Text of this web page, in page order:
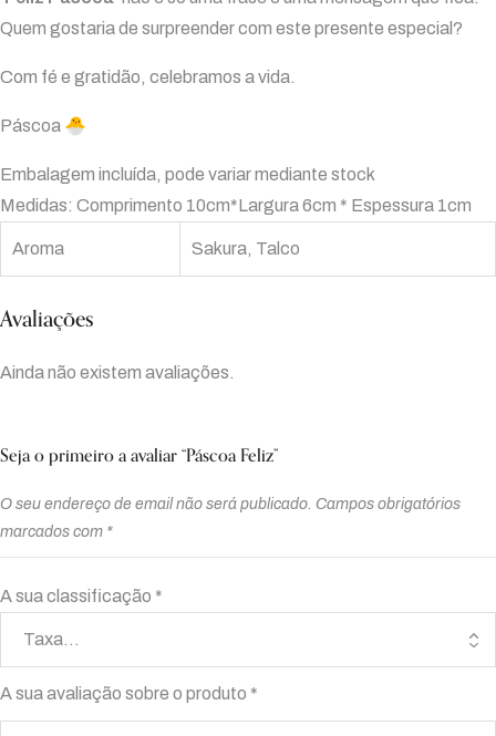
Quem gostaria de surpreender com este presente especial?
Com fé e gratidão, celebramos a vida.
Páscoa 🐣
Embalagem incluída, pode variar mediante stock
Medidas: Comprimento 10cm*Largura 6cm * Espessura 1cm
Aroma Sakura, Talco
Avaliações
Ainda não existem avaliações.
Seja o primeiro a avaliar “Páscoa Feliz”
O seu endereço de email não será publicado. Campos obrigatórios
marcados com *
A sua classificação *
A sua avaliação sobre o produto *